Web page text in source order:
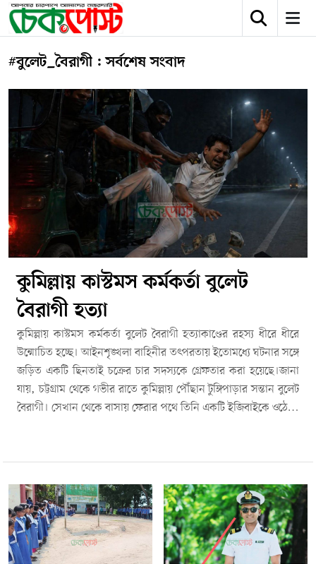
#বুলেট_বৈরাগী : সর্বশেষ সংবাদ
কুমিল্লায় কাস্টমস কর্মকর্তা বুলেট
বৈরাগী হত্যা
কুমিল্লায় কাস্টমস কর্মকর্তা বুলেট বৈরাগী হত্যাকাণ্ডের রহস্য ধীরে ধীরে
উন্মোচিত হচ্ছে। আইনশৃঙ্খলা বাহিনীর তৎপরতায় ইতোমধ্যে ঘটনার সঙ্গে
জড়িত একটি ছিনতাই চক্রের চার সদস্যকে গ্রেফতার করা হয়েছে।জানা
যায়, চট্টগ্রাম থেকে গভীর রাতে কুমিল্লায় পৌঁছান টুঙ্গিপাড়ার সন্তান বুলেট
বৈরাগী। সেখান থেকে বাসায় ফেরার পথে তিনি একটি ইজিবাইকে ওঠেন।
ফোন ছিনিয়ে নেয়। এরপর চলন্ত অবস্থায় তাকে সড়কে ফেলে দিলে
মাথায় গুরুতর আঘাত পান তিনি। অতিরিক্ত রক্তক্ষরণ ও শারীরিক
অবস্থার অবনতির একপর্যায়ে মৃত্যু হয় তার।ঘটনার পর র‍্যাব নিহতের
মোবাইল ফোন ট্র্যাকিং করে অভিযান চালিয়ে চারজনকে গ্রেফতার করে।
তাদের মধ্যে ইজিবাইক চালকও রয়েছে, যিনি প্রাথমিক জিজ্ঞাসাবাদে
ঘটনায় জড়িত থাকার কথা স্বীকার করেছেন। এ ঘটনায় এলাকায় শোকের